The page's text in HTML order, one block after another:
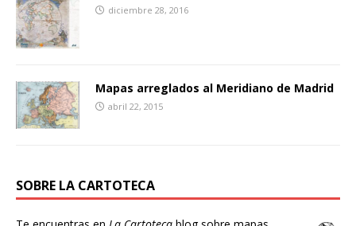
diciembre 28, 2016
Mapas arreglados al Meridiano de Madrid
abril 22, 2015
SOBRE LA CARTOTECA